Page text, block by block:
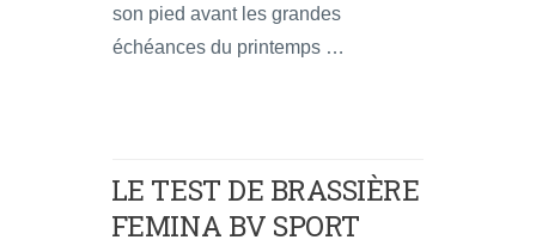
son pied avant les grandes
échéances du printemps …
LE TEST DE BRASSIÈRE
FEMINA BV SPORT